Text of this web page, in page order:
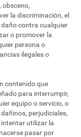
obsceno,
la discriminación, el
daño contra cualquier
o promover la
persona o
ilegales o
contenido que
para interrumpir,
equipo o servicio, o
perjudiciales,
utilizar la
pasar por